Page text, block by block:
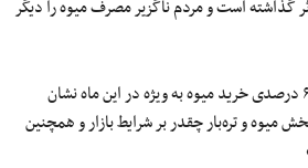
گذاشته است و مردم ناگزیر مصرف میوه را دیگر
او افزوده که «کاهش حدود ۶۵ درصدی خرید میوه به ویژه در این ماه نشان
و تره‌بار چقدر بر شرایط بازار و همچنین